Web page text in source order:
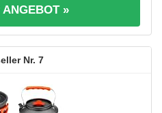
ANGEBOT »
7